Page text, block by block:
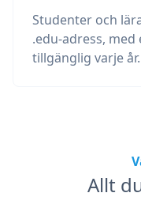
Studenter och
.edu-adress,
tillgänglig varje år.
Allt